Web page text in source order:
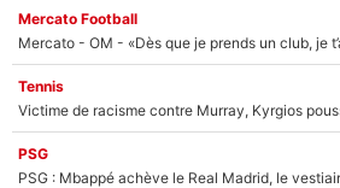
Mercato Football
Tennis
PSG
PSG : Mbappé achève le Real Madrid, le